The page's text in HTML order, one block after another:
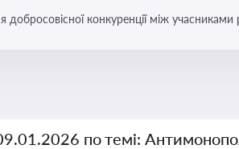
добросовісної конкуренції між
по темі: